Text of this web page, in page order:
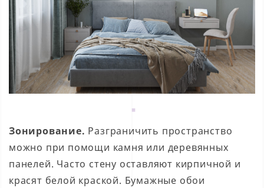
Зонирование. Разграничить пространство
можно при помощи камня или деревянных
панелей. Часто стену оставляют кирпичной и
красят белой краской. Бумажные обои